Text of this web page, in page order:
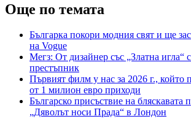
Още по темата
Българка покори модния свят и ще
на Vogue
Мегз: От дизайнер със „Златна игла“
престъпник
Първият филм у нас за 2026 г., който
от 1 милион евро приходи
Българско присъствие на бляскавата
„Дяволът носи Прада“ в Лондон